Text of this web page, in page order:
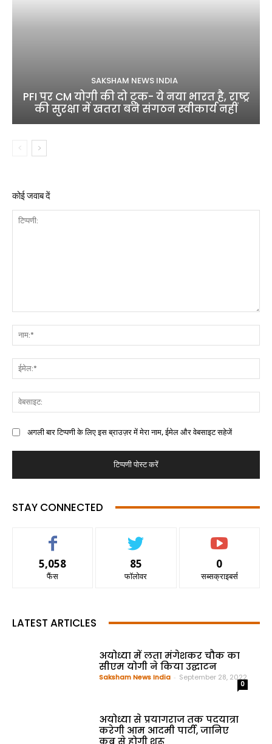
SAKSHAM NEWS INDIA
PFI पर CM योगी की दो टूक- ये नया भारत है, राष्ट्र
की सुरक्षा में खतरा बने संगठन स्वीकार्य नहीं
कोई जवाब दें
अगली बार टिप्पणी के लिए इस ब्राउज़र में मेरा नाम, ईमेल और वेबसाइट सहेजें
STAY CONNECTED
5,058
फैंस
85
फॉलोवर
0
सब्सक्राइबर्स
LATEST ARTICLES
अयोध्या में लता मंगेशकर चौक का
सीएम योगी ने किया उद्घाटन
Saksham News India - September 28, 2022
0
अयोध्या से प्रयागराज तक पदयात्रा
करेगी आम आदमी पार्टी, जानिए
कब से होगी शुरू